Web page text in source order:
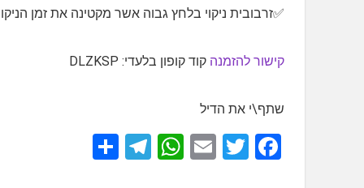
✅זרבובית ניקוי בלחץ גבוה אשר מקטינה את זמן
קישור להזמנה קוד קופון בלעדי: DLZKSP
שתף\י את הדיל
F
T
E
W
T